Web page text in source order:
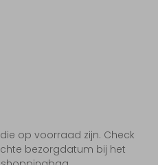
op voorraad zijn. Check
bezorgdatum bij het